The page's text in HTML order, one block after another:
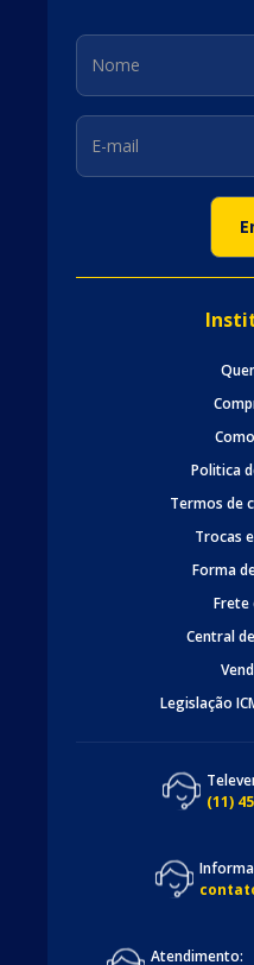
Politica
Termos de
Trocas
Forma
Frete
Central
Legislação
(11)
Atendimento: